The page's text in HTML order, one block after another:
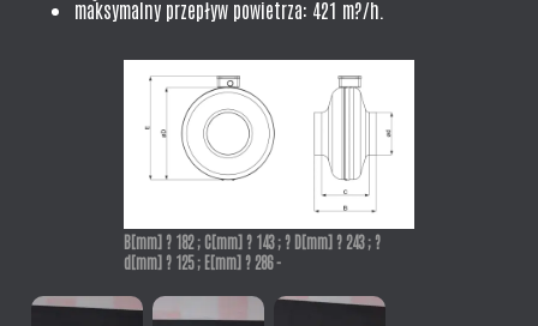
maksymalny przepływ powietrza: 421 m?/h.
B[mm] ? 182 ; C[mm] ? 143 ; ? D[mm] ? 243 ; ?
d[mm] ? 125 ; E[mm] ? 286 -